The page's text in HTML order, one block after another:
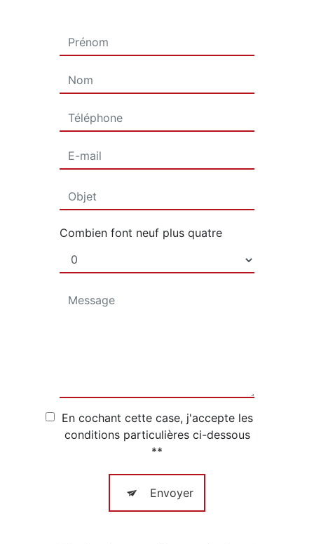
Combien font neuf plus quatre
En cochant cette case, j'accepte les
conditions particulières ci-dessous
**
Envoyer